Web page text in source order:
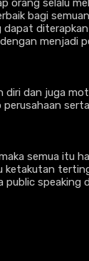
bagi
dan juga
semua itu